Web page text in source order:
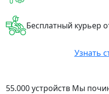
Бесплатный курьер
Узнать
55.000 устройств Мы